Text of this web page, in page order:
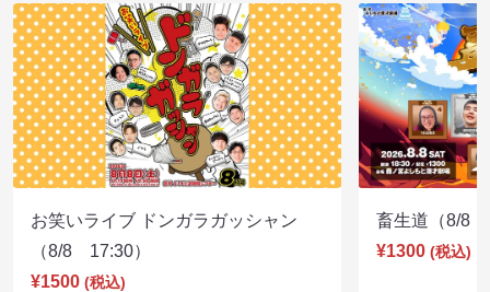
お笑いライブ ドンガラガッシャン
（8/8 17:30）
¥1500 (税込)
畜生道（8/8
¥1300 (税込)